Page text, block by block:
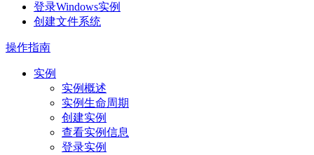
登录Windows实例
创建文件系统
操作指南
实例
实例概述
实例生命周期
创建实例
查看实例信息
登录实例